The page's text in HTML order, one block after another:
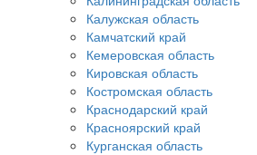
Калужская область
Камчатский край
Кемеровская область
Кировская область
Костромская область
Краснодарский край
Красноярский край
Курганская область